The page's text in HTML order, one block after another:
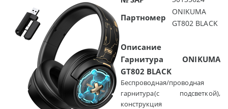
Партномер
ONIKUMA
GT802 BLACK
Описание
Гарнитура ONIKUMA
GT802 BLACK
Беспроводная/проводная
гарнитура(с подсветкой),
конструкция